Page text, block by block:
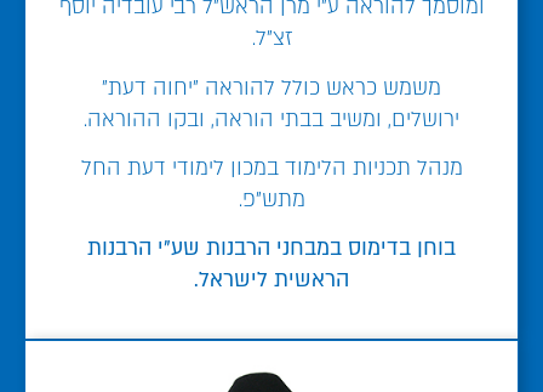
ומוסמך להוראה ע"י מרן הראש"ל רבי עובדיה יוסף
זצ"ל.
משמש כראש כולל להוראה "יחוה דעת"
ירושלים, ומשיב בבתי הוראה, ובקו ההוראה.
מנהל תכניות הלימוד במכון לימודי דעת החל
מתש"פ.
בוחן בדימוס במבחני הרבנות שע"י הרבנות
הראשית לישראל.